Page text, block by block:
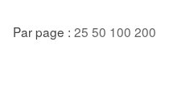
Par page : 25 50 100 200